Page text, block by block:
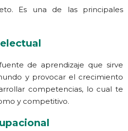
Es una de las principales
de aprendizaje que sirve
y provocar el crecimiento
competencias, lo cual te
y competitivo.